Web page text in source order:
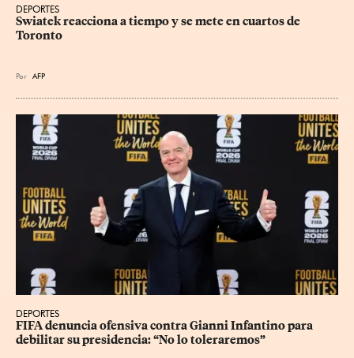
DEPORTES
Swiatek reacciona a tiempo y se mete en cuartos de
Toronto
Por AFP
DEPORTES
FIFA denuncia ofensiva contra Gianni Infantino para
debilitar su presidencia: “No lo toleraremos”